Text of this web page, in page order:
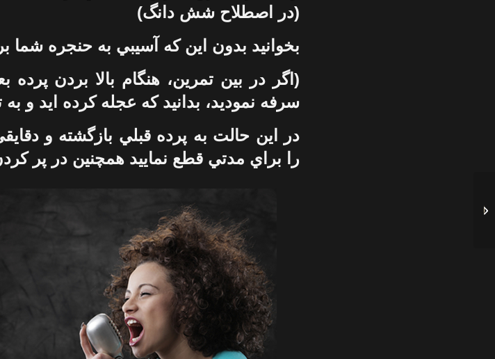
(در اصطلاح شش دانگ)
بخوانيد بدون اين که آسيبي به حنجره شما
(اگر در بين تمرين، هنگام بالا بردن
سرفه نموديد، بدانيد که عجله کرده ايد و
در اين حالت به پرده قبلي بازگشته و
را براي مدتي قطع نماييد همچنين در پر